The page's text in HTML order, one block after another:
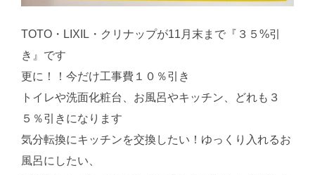
TOTO・LIXIL・クリナップが11月末まで『３５%引
き』です
更に！！今だけ工事費１０％引き
トイレや洗面化粧台、お風呂やキッチン、どれも３
５％引きになります
気分転換にキッチンを交換したい！ゆっくり入れるお
風呂にしたい、